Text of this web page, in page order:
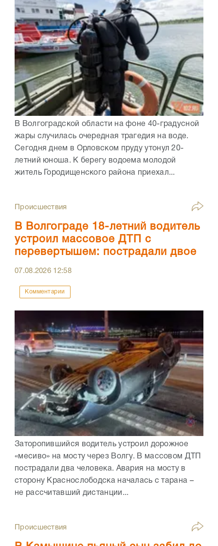
В Волгоградской области на фоне 40-градусной
жары случилась очередная трагедия на воде.
Сегодня днем в Орловском пруду утонул 20-
летний юноша. К берегу водоема молодой
житель Городищенского района приехал...
Происшествия
В Волгограде 18-летний водитель
устроил массовое ДТП с
перевертышем: пострадали двое
07.08.2026 12:58
Комментарии
Заторопившийся водитель устроил дорожное
«месиво» на мосту через Волгу. В массовом ДТП
пострадали два человека. Авария на мосту в
сторону Краснослободска началась с тарана –
не рассчитавший дистанции...
Происшествия